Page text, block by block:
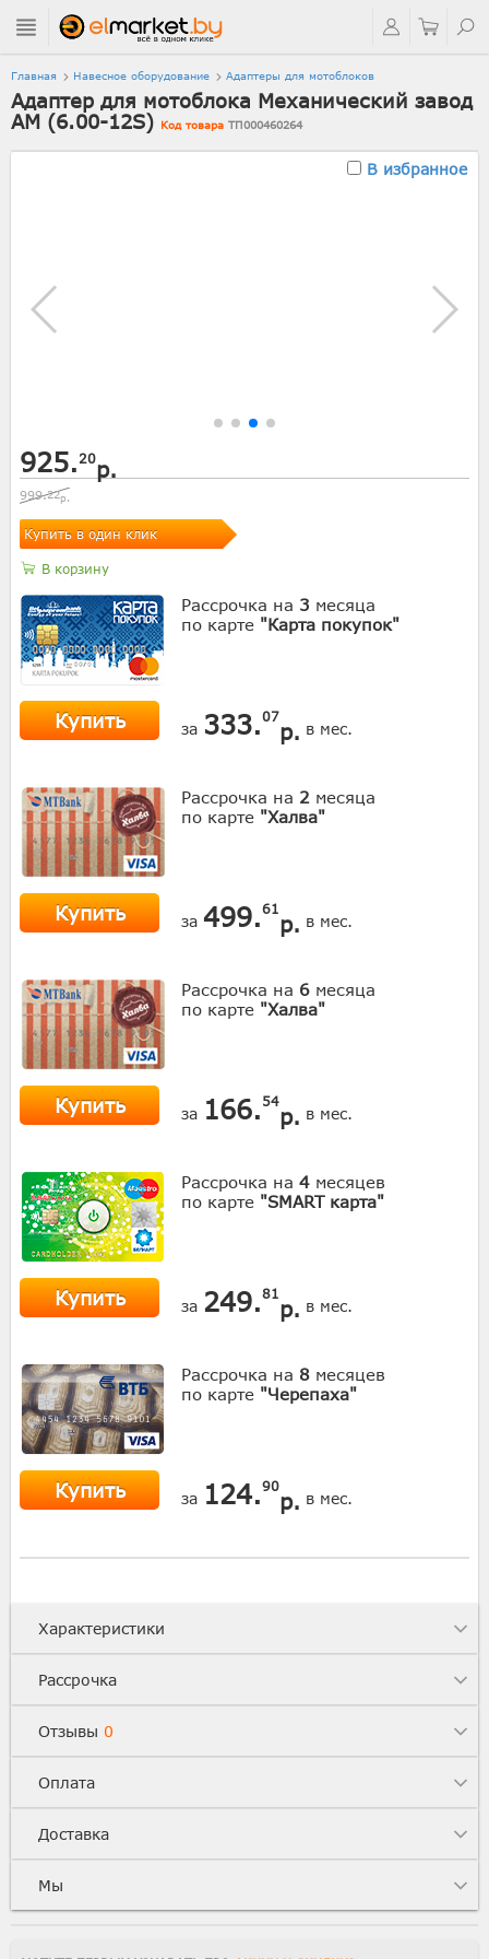
Главная Навесное оборудование Адаптеры для мотоблоков
Адаптер для мотоблока Механический завод
АМ (6.00-12S) Код товара ТП000460264
В избранное
925. 20р.
999.22р.
Купить в один клик
В корзину
Рассрочка на 3 месяца
по карте "Карта покупок"
Купить за 333.07
р. в мес.
Рассрочка на 2 месяца
по карте "Халва"
Купить за 499.61
р. в мес.
Рассрочка на 6 месяца
по карте "Халва"
Купить за 166. 54
р. в мес.
Рассрочка на 4 месяцев
по карте "SMART карта"
Купить за 249.81
р. в мес.
Рассрочка на 8 месяцев
по карте "Черепаха"
Купить за 124.90
р. в мес.
Характеристики
Рассрочка
Отзывы 0
Оплата
Доставка
Мы